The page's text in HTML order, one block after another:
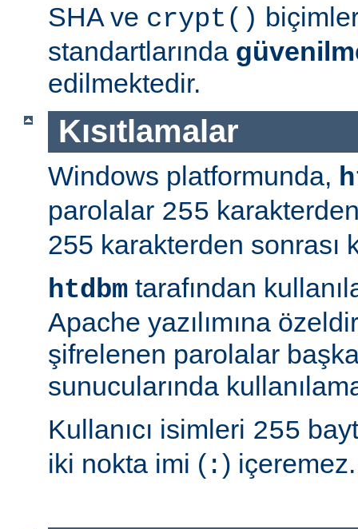
SHA ve crypt()
standartlarında
edilmektedir.
Kısıtlamalar
Windows platformunda,
parolalar 255
255 karakterden sonrası
htdbm tarafından
Apache yazılımına
şifrelenen parolalar
sunucularında
Kullanıcı isimleri 255
iki nokta imi ( :) içeremez.